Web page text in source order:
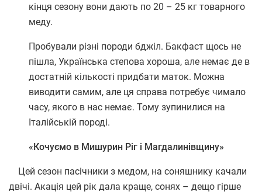
кінця сезону вони дають по 20 – 25 кг товарного
меду.
Пробували різні породи бджіл. Бакфаст щось не
пішла, Українська степова хороша, але немає де в
достатній кількості придбати маток. Можна
виводити самим, але ця справа потребує чимало
часу, якого в нас немає. Тому зупинилися на
Італійській породі.
«Кочуємо в Мишурин Ріг і Магдалинівщину»
Цей сезон пасічники з медом, на соняшнику качали
двічі. Акація цей рік дала краще, сонях – дещо гірше